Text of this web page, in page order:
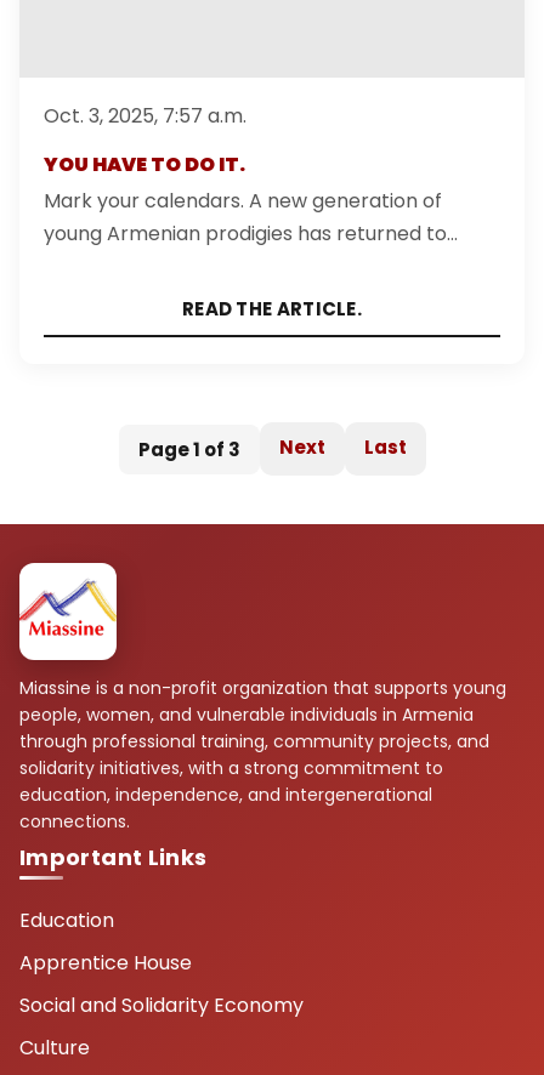
Oct. 3, 2025, 7:57 a.m.
YOU HAVE TO DO IT.
Mark your calendars. A new generation of
young Armenian prodigies has returned to
READ THE ARTICLE.
Page 1 of 3 Next Last
Miassine is a non-profit organization that supports young
people, women, and vulnerable individuals in Armenia
through professional training, community projects, and
solidarity initiatives, with a strong commitment to
education, independence, and intergenerational
connections.
Important Links
Education
Apprentice House
Social and Solidarity Economy
Culture